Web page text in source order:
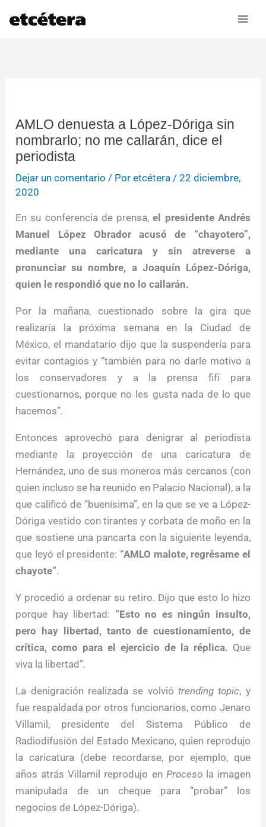
AMLO denuesta a López-Dóriga sin
nombrarlo; no me callarán, dice el
periodista
Dejar un comentario / Poretcétera /22 diciembre,
2020
En su conferencia de prensa,el presidente Andrés
Manuel López Obrador acusó de “chayotero”,
mediante una caricatura y sin atreverse a
pronunciar su nombre, a Joaquín López-Dóriga,
quien le respondió que no lo callarán.
Por la mañana, cuestionado sobre la gira que
realizaría la próxima semana en la Ciudad de
México, el mandatario dijo que la suspendería para
evitar contagios y “también para no darle motivo a
los conservadores y a la prensa fifí para
cuestionarnos, porque no les gusta nada de lo que
hacemos”.
Entonces aprovechó para denigrar al periodista
mediante la proyección de una caricatura de
Hernández, uno de sus moneros más cercanos (con
quien incluso se ha reunido en Palacio Nacional), a la
que calificó de “buenísima”, en la que se ve a López-
Dóriga vestido con tirantes y corbata de moño en la
que sostiene una pancarta con la siguiente leyenda,
que leyó el presidente: “AMLO malote, regrésame el
chayote”.
Y procedió a ordenar su retiro. Dijo que esto lo hizo
porque hay libertad: “Esto no es ningún insulto,
pero hay libertad, tanto de cuestionamiento, de
crítica, como para el ejercicio de la réplica. Que
viva la libertad”.
La denigración realizada se volviótrending topic, y
fue respaldada por otros funcionarios, como Jenaro
Villamil, presidente del Sistema Público de
Radiodifusión del Estado Mexicano, quien reprodujo
la caricatura (debe recordarse, por ejemplo, que
años atrás Villamil reprodujo en Procesola imagen
manipulada de un cheque para “probar” los
negocios de López-Dóriga).